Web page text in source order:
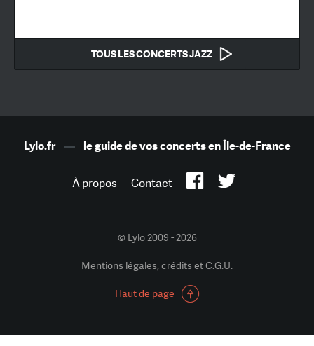
TOUS LES CONCERTS JAZZ
Lylo.fr— le guide de vos concerts en Île-de-France
À propos Contact
© Lylo 2009 - 2026
Mentions légales, crédits et C.G.U.
Haut de page